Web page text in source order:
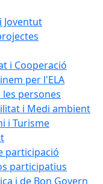
Joventut
i Cooperació
per l'ELA
les persones
i Medi ambient
i Turisme
participació
participatius
i de Bon Govern